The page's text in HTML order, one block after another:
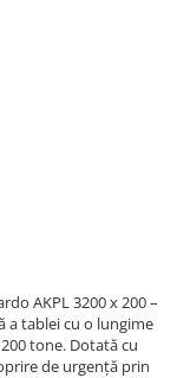
AKPL 3200 x 200 –
a tablei cu o lungime
tone. Dotată cu
de urgență prin